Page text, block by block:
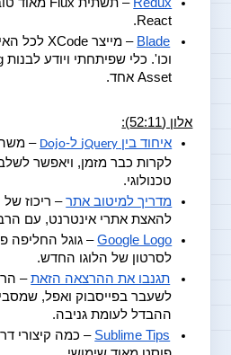
React.
Blade
Asset אחד.
אלון (52:11):
איחוד בין jQuery ל-Dojo
טכנולוגי.
מדריך למיטוב אתר
להאצת אתרי אינטרנט, עם
Google Logo
לסרטון של הלוגו החדש.
תגנבו את ההרצאה הזאת
ההבדל לעומת גניבה.
Sublime Tips